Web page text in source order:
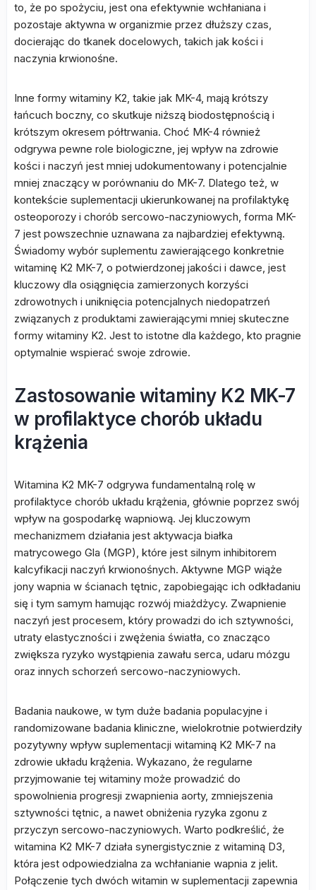
to, że po spożyciu, jest ona efektywnie wchłaniana i
pozostaje aktywna w organizmie przez dłuższy czas,
docierając do tkanek docelowych, takich jak kości i
naczynia krwionośne.
Inne formy witaminy K2, takie jak MK-4, mają krótszy
łańcuch boczny, co skutkuje niższą biodostępnością i
krótszym okresem półtrwania. Choć MK-4 również
odgrywa pewne role biologiczne, jej wpływ na zdrowie
kości i naczyń jest mniej udokumentowany i potencjalnie
mniej znaczący w porównaniu do MK-7. Dlatego też, w
kontekście suplementacji ukierunkowanej na profilaktykę
osteoporozy i chorób sercowo-naczyniowych, forma MK-
7 jest powszechnie uznawana za najbardziej efektywną.
Świadomy wybór suplementu zawierającego konkretnie
witaminę K2 MK-7, o potwierdzonej jakości i dawce, jest
kluczowy dla osiągnięcia zamierzonych korzyści
zdrowotnych i uniknięcia potencjalnych niedopatrzeń
związanych z produktami zawierającymi mniej skuteczne
formy witaminy K2. Jest to istotne dla każdego, kto pragnie
optymalnie wspierać swoje zdrowie.
Zastosowanie witaminy K2 MK-7
w profilaktyce chorób układu
krążenia
Witamina K2 MK-7 odgrywa fundamentalną rolę w
profilaktyce chorób układu krążenia, głównie poprzez swój
wpływ na gospodarkę wapniową. Jej kluczowym
mechanizmem działania jest aktywacja białka
matrycowego Gla (MGP), które jest silnym inhibitorem
kalcyfikacji naczyń krwionośnych. Aktywne MGP wiąże
jony wapnia w ścianach tętnic, zapobiegając ich odkładaniu
się i tym samym hamując rozwój miażdżycy. Zwapnienie
naczyń jest procesem, który prowadzi do ich sztywności,
utraty elastyczności i zwężenia światła, co znacząco
zwiększa ryzyko wystąpienia zawału serca, udaru mózgu
oraz innych schorzeń sercowo-naczyniowych.
Badania naukowe, w tym duże badania populacyjne i
randomizowane badania kliniczne, wielokrotnie potwierdziły
pozytywny wpływ suplementacji witaminą K2 MK-7 na
zdrowie układu krążenia. Wykazano, że regularne
przyjmowanie tej witaminy może prowadzić do
spowolnienia progresji zwapnienia aorty, zmniejszenia
sztywności tętnic, a nawet obniżenia ryzyka zgonu z
przyczyn sercowo-naczyniowych. Warto podkreślić, że
witamina K2 MK-7 działa synergistycznie z witaminą D3,
która jest odpowiedzialna za wchłanianie wapnia z jelit.
Połączenie tych dwóch witamin w suplementacji zapewnia